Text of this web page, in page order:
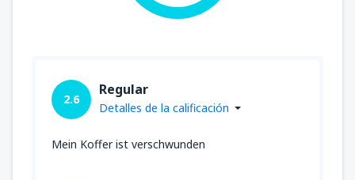
2.6
Regular
Detalles de la calificación
Mein Koffer ist verschwunden